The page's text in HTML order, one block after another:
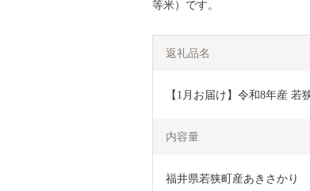
等米）です。
返礼品名
【1月お届け】令和8年産
内容量
福井県若狭町産あきさかり